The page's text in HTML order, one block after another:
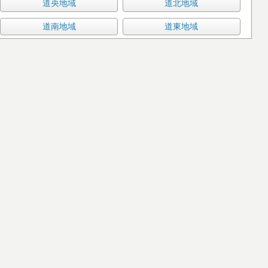
道央地域 道北地域
道南地域 道東地域